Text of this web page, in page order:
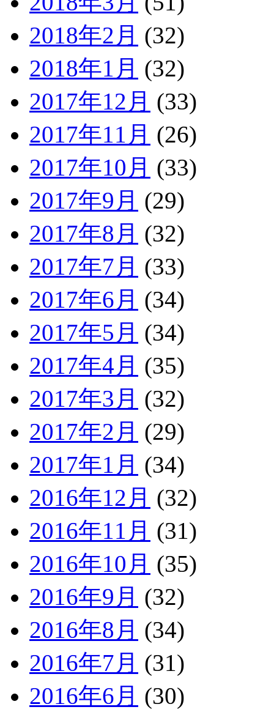
2018年2月 (32)
2018年1月 (32)
2017年12月 (33)
2017年11月 (26)
2017年10月 (33)
2017年9月 (29)
2017年8月 (32)
2017年7月 (33)
2017年6月 (34)
2017年5月 (34)
2017年4月 (35)
2017年3月 (32)
2017年2月 (29)
2017年1月 (34)
2016年12月 (32)
2016年11月 (31)
2016年10月 (35)
2016年9月 (32)
2016年8月 (34)
2016年7月 (31)
2016年6月 (30)